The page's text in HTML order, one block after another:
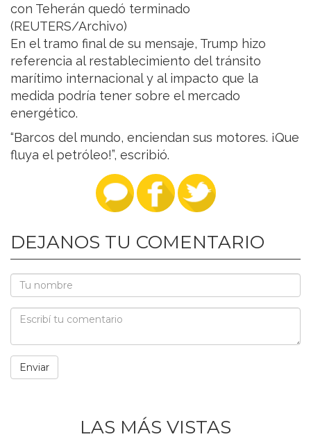
con Teherán quedó terminado
(REUTERS/Archivo)
En el tramo final de su mensaje, Trump hizo
referencia al restablecimiento del tránsito
marítimo internacional y al impacto que la
medida podría tener sobre el mercado
energético.
“Barcos del mundo, enciendan sus motores. ¡Que
fluya el petróleo!”, escribió.
DEJANOS TU COMENTARIO
LAS MÁS VISTAS